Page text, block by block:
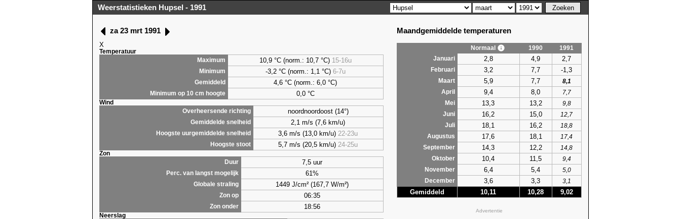
Weerstatistieken Hupsel - 1991
za 23 mrt 1991
X
Temperatuur
Maximum
10,9 °C (norm.: 10,7 °C) 15-16u
Minimum -3,2 °C (norm.: 1,1 °C) 6-7u
Gemiddeld 4,6 °C (norm.: 6,0 °C)
Minimum op 10 cm hoogte 0,0°C
Wind
Overheersende richting
noordnoordoost (14°)
Gemiddelde snelheid 2,1 m/s (7,6 km/u)
Hoogste uurgemiddelde snelheid 3,6 m/s (13,0 km/u) 22-23u
Hoogste stoot 5,7 m/s (20,5 km/u) 24-25u
Zon
Duur
7,5 uur
Perc. van langst mogelijk 61%
Globale straling 1449 J/cm² (167,7 W/m²)
Zon op 06:35
Zon onder 18:56
Neerslag
Maandgemiddelde temperaturen
Normaal 1990
1991
Januari
2,8 4,9 2,7
Februari 3,2 7,7 -1,3
Maart 5,9 7,7
8,1
April
9,4 8,0
7,7
Mei
13,3 13,2
9,8
Juni
16,2 15,0
12,7
Juli
18,1 16,2
18,8
Augustus
17,6 18,1
17,4
September
14,3 12,2
14,8
Oktober
10,4 11,5
9,4
November
6,4 5,4
5,0
December
3,6 3,3 3,1
Gemiddeld 10,11 10,28 9,02
Advertentie